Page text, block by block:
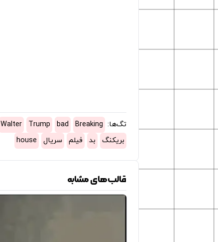
تگ‌ها: Breaking
bad
Trump
Walter
بریکنگ
بد فیلم سریال house
قالب‌های مشابه